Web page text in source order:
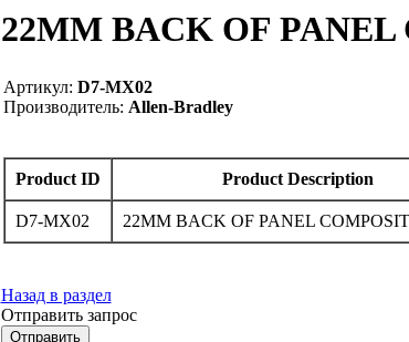
22MM BACK OF PANEL
Артикул: D7-MX02
Производитель: Allen-Bradley
Product ID Product Description
D7-MX02 22MM BACK OF PANEL
Назад в раздел
Отправить запрос